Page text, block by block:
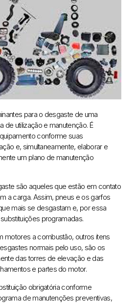
para o desgaste de uma
de utilização e manutenção. É
conforme suas
e, simultaneamente, elaborar e
um plano de manutenção
são aqueles que estão em contato
a carga. Assim, pneus e os garfos
mais se desgastam e, por essa
programadas.
motores a combustão, outros itens
normais pelo uso, são os
das torres de elevação e das
e partes do motor.
obrigatória conforme
de manutenções preventivas,